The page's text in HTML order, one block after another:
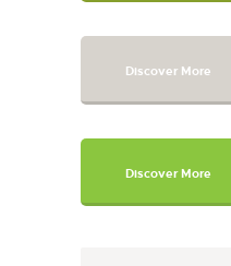
Discover More
Discover More